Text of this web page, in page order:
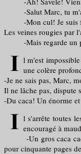
-Salut Marc, tu
-Mon cul! Je suis
Les veines rougies par
-Mais regarde un
l m'est
une colère
-Je ne sais pas, Marc,
Il ne lâche pas, dispute
-Du caca! Un énorme
l s'arrête toutes
encouragé à
-Un gros caca
pour cinquante pages